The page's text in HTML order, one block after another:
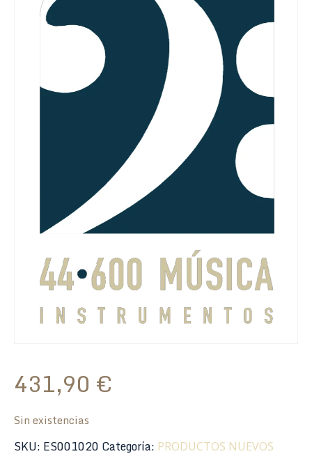
431,90 €
Sin existencias
SKU: ES001020 Categoría: PRODUCTOS NUEVOS